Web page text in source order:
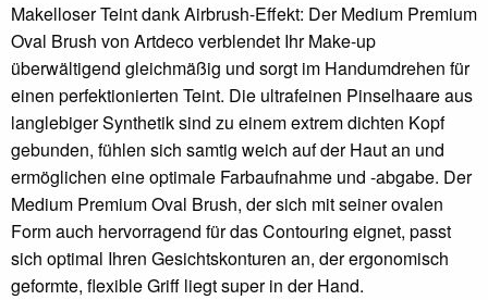
Makelloser Teint dank Airbrush-Effekt: Der Medium Premium
Oval Brush von Artdeco verblendet Ihr Make-up
überwältigend gleichmäßig und sorgt im Handumdrehen für
einen perfektionierten Teint. Die ultrafeinen Pinselhaare aus
langlebiger Synthetik sind zu einem extrem dichten Kopf
gebunden, fühlen sich samtig weich auf der Haut an und
ermöglichen eine optimale Farbaufnahme und -abgabe. Der
Medium Premium Oval Brush, der sich mit seiner ovalen
Form auch hervorragend für das Contouring eignet, passt
sich optimal Ihren Gesichtskonturen an, der ergonomisch
geformte, flexible Griff liegt super in der Hand.